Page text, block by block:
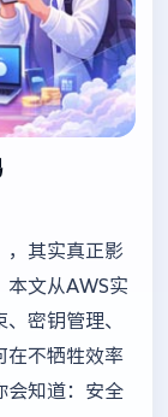
其实真正影
本文从AWS实
密钥管理、
在不牺牲效率
会知道：安全